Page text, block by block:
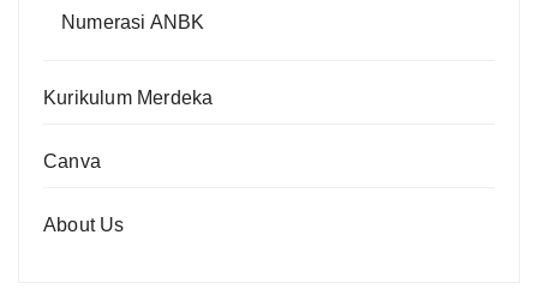
Numerasi ANBK
Kurikulum Merdeka
Canva
About Us